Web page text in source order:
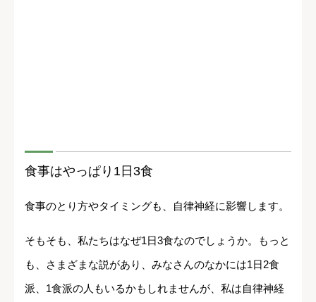
食事はやっぱり1日3食
食事のとり方やタイミングも、自律神経に影響します。
そもそも、私たちはなぜ1日3食なのでしょうか。もっと
も、さまざまな説があり、みなさんのなかには1日2食
派、1食派の人もいるかもしれませんが、私は自律神経